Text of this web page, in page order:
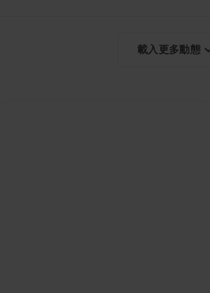
載入更多動態